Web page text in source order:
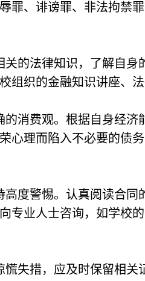
罪、诽谤罪、非法拘禁罪
的法律知识，了解自
织的金融知识讲座、
消费观。根据自身经
心理而陷入不必要的债
度警惕。认真阅读合
专业人士咨询，如学校
失措，应及时保留相